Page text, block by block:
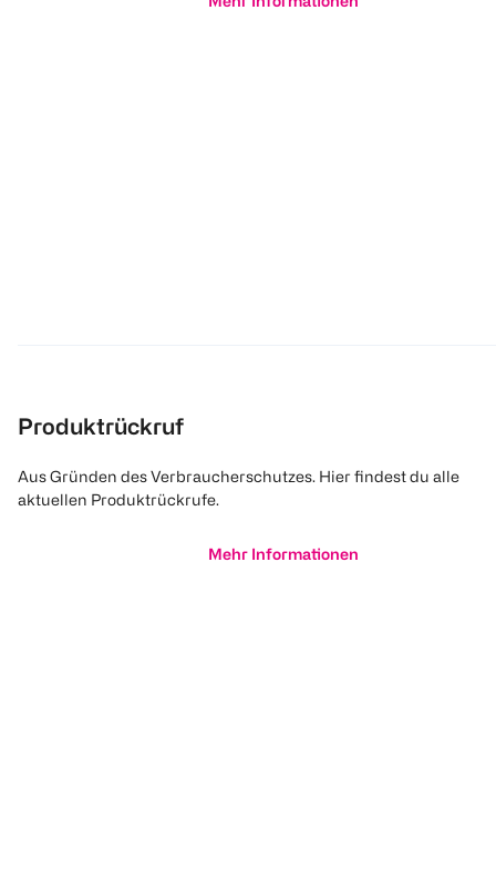
Produktrückruf
Aus Gründen des Verbraucherschutzes. Hier findest du alle
aktuellen Produktrückrufe.
Mehr Informationen